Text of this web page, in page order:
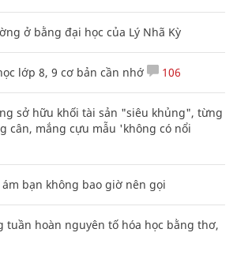
ở bằng đại học của Lý Nhã Kỳ
lớp 8, 9 cơ bản cần nhớ 106
sở hữu khối tài sản "siêu khủng", từng
cân, mắng cựu mẫu 'không có nổi
bạn không bao giờ nên gọi
tuần hoàn nguyên tố hóa học bằng thơ,